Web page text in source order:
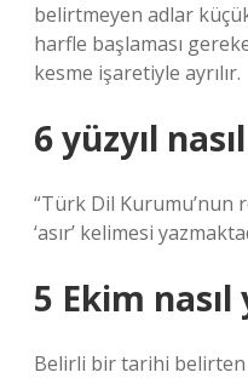
belirtmeyen adlar
harfle başlaması
kesme işaretiyle ayrılır.
6 yüzyıl
“Türk Dil Kurumu’nun
‘asır’ kelimesi
5 Ekim nasıl
Belirli bir tarihi belirten